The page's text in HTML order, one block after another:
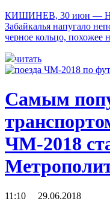
КИШИНЕВ, 30 июн —
Забайкалья напугало
черное кольцо, похожее
читать
Самым
ЧМ-2018
11:10 29.06.2018